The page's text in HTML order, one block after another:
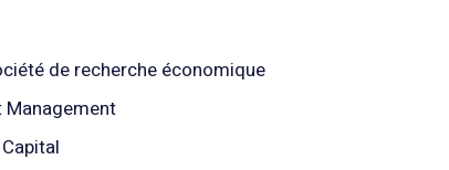
de recherche économique